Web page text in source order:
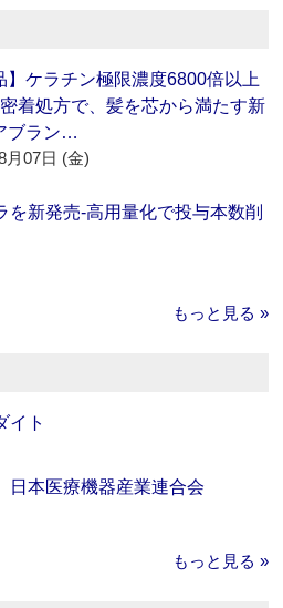
】ケラチン極限濃度6800倍以上
着処方で、髪を芯から満たす新
ブラン…
月07日 (金)
を新発売‐高用量化で投与本数削
もっと見る »
イト
本医療機器産業連合会
もっと見る »